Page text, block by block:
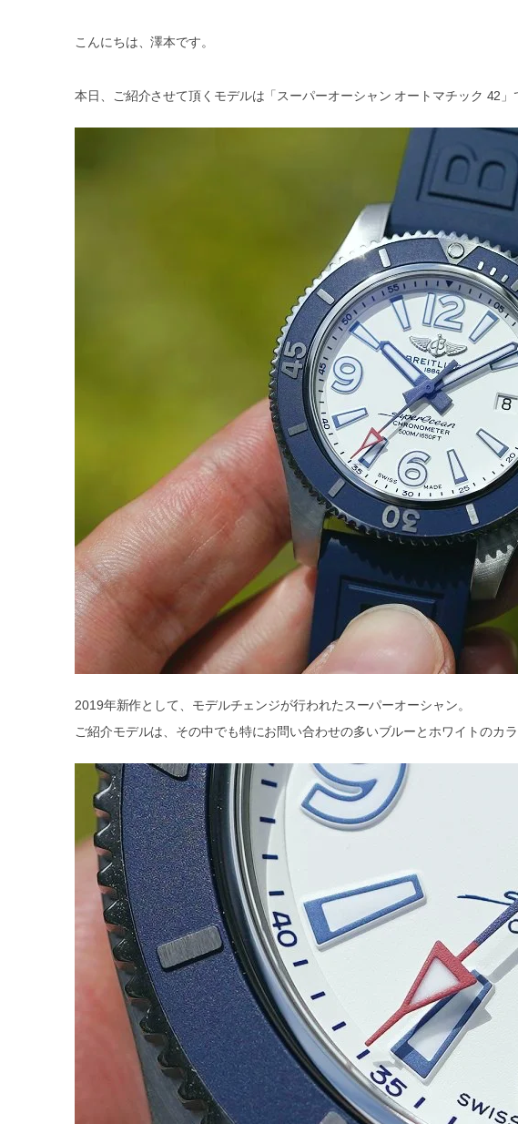
こんにちは、澤本です。
本日、ご紹介させて頂くモデルは「スーパーオーシャン オートマチック 42」
2019年新作として、モデルチェンジが行われたスーパーオーシャン。
ご紹介モデルは、その中でも特にお問い合わせの多いブルーとホワイトのカ